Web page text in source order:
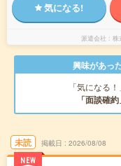
気になる!
派遣会社 株
興味があっ
「気になる
「面談確約
未読
NEW
掲載日 2026/08/08